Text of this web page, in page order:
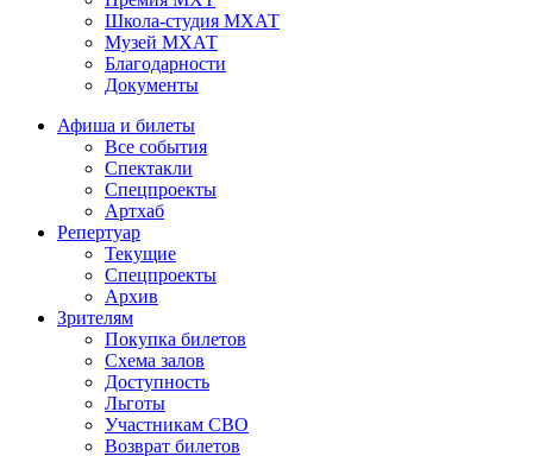
Школа-студия МХАТ
Музей МХАТ
Благодарности
Документы
Афиша и билеты
Все события
Спектакли
Спецпроекты
Артхаб
Репертуар
Текущие
Спецпроекты
Архив
Зрителям
Покупка билетов
Схема залов
Доступность
Льготы
Участникам СВО
Возврат билетов